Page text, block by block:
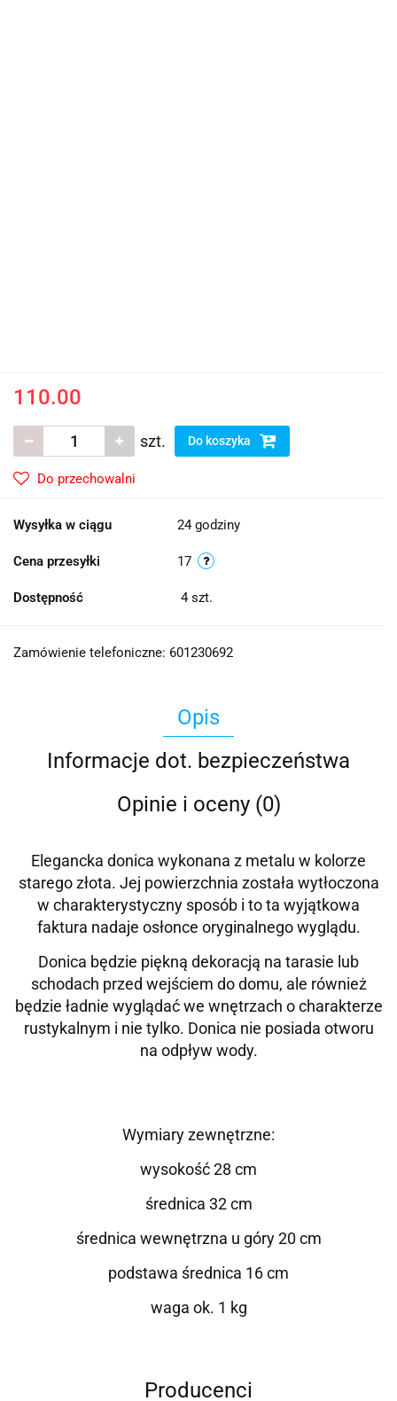
110.00
szt. Do koszyka
Do przechowalni
Wysyłka w ciągu 24 godziny
Cena przesyłki 17
Dostępność 4 szt.
Zamówienie telefoniczne: 601230692
Opis
Informacje dot. bezpieczeństwa
Opinie i oceny (0)
Elegancka donica wykonana z metalu w kolorze
starego złota. Jej powierzchnia została wytłoczona
w charakterystyczny sposób i to ta wyjątkowa
faktura nadaje osłonce oryginalnego wyglądu.
Donica będzie piękną dekoracją na tarasie lub
schodach przed wejściem do domu, ale również
będzie ładnie wyglądać we wnętrzach o charakterze
rustykalnym i nie tylko. Donica nie posiada otworu
na odpływ wody.
Wymiary zewnętrzne:
wysokość 28 cm
średnica 32 cm
średnica wewnętrzna u góry 20 cm
podstawa średnica 16 cm
waga ok. 1 kg
Producenci